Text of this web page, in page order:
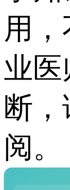
用
业
断
阅。